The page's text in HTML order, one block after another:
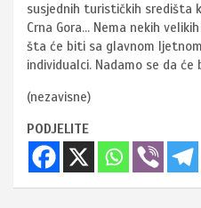
susjednih turističkih središta
Crna Gora… Nema nekih
šta će biti sa glavnom
individualci. Nadamo se da
(nezavisne)
PODJELITE